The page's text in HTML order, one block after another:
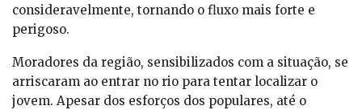
consideravelmente, tornando o fluxo mais forte e
perigoso.
Moradores da região, sensibilizados com a situação, se
arriscaram ao entrar no rio para tentar localizar o
jovem. Apesar dos esforços dos populares, até o